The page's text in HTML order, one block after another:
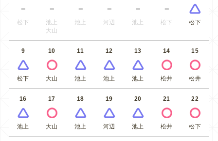
松下
池上
大山
池上 河辺 池上 松下 松下
9
松下
10
大山
11
池上
12
池上
13
池上
14
松井
15
松井
16
池上
17
大山
18
池上
19
河辺
20
池上
21
松井
22
松下